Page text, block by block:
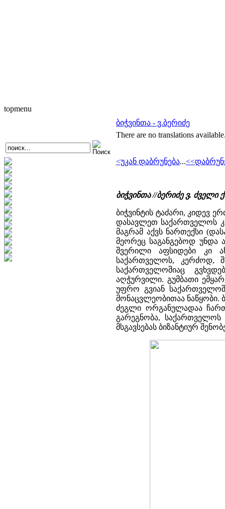
topmenu
ბიჭვინთა - ვ.ბერიძე
There are no translations
<უკან დაბრუნება...
ბიჭვინთა //ბერიძე ვ.
ბიჭვინტის ტაძარი, კიდევ
დასავლეთ საქართველოს
მაგრამ აქვს ნართექსი
მეორეც საგანგებოდ უნდა
შვერილი აფსიდები კი
საქართველოს, კერძოდ,
საქართველოშიაც
აღჭურვილი. გუმბათი
უფრო გვიან
მონაცვლეობითაა ნაწყობი.
ძეგლი ორგანულადაა
გარეგნობა, საქართველოს
მსგავსებას ბიზანტიურ